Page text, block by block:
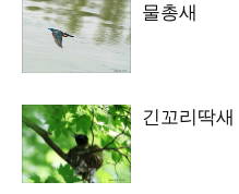
물총새
긴꼬리딱새